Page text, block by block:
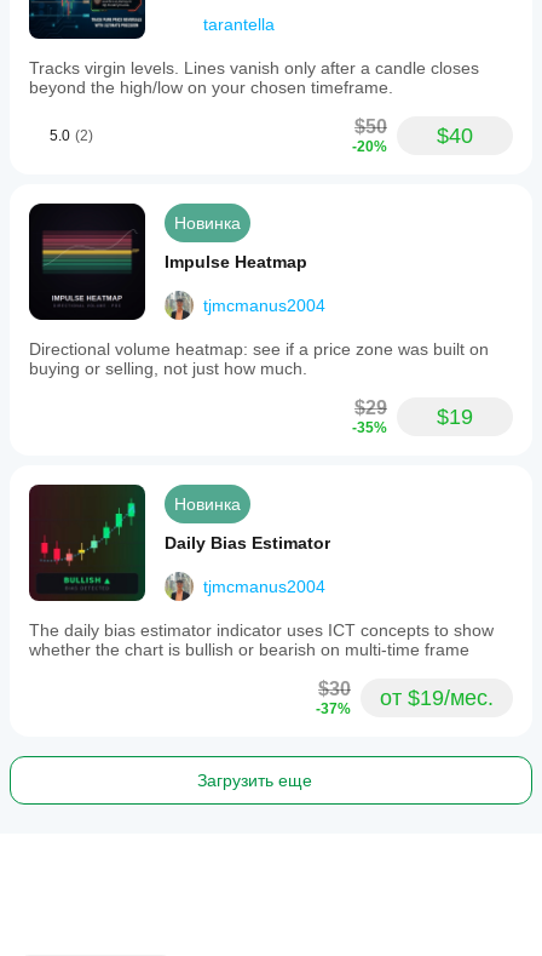
tarantella
Tracks virgin levels. Lines vanish only after a candle closes
beyond the high/low on your chosen timeframe.
5.0 (2) $50
-20% $40
Новинка
Impulse Heatmap
tjmcmanus2004
Directional volume heatmap: see if a price zone was built on
buying or selling, not just how much.
$29
-35% $19
Новинка
Daily Bias Estimator
tjmcmanus2004
The daily bias estimator indicator uses ICT concepts to show
whether the chart is bullish or bearish on multi-time frame
$30
-37% от $19/мес.
Загрузить еще